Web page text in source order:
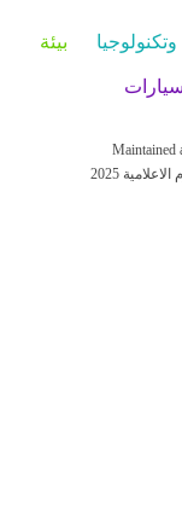
بيئة
سيارات
Maintained